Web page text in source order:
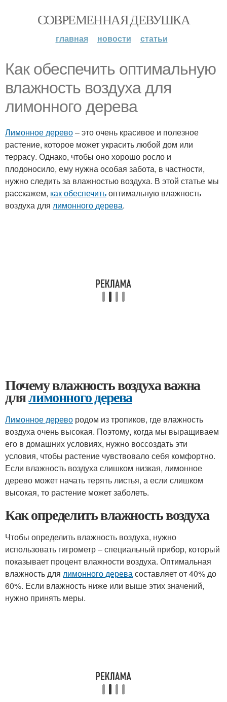
СОВРЕМЕННАЯ ДЕВУШКА
главная новости статьи
Как обеспечить оптимальную
влажность воздуха для
лимонного дерева
Лимонное дерево– это очень красивое и полезное
растение, которое может украсить любой дом или
террасу. Однако, чтобы оно хорошо росло и
плодоносило, ему нужна особая забота, в частности,
нужно следить за влажностью воздуха. В этой статье мы
расскажем, как обеспечитьоптимальную влажность
воздуха для лимонного дерева.
Почему влажность воздуха важна
длялимонного дерева
Лимонное дерево родом из тропиков, где влажность
воздуха очень высокая. Поэтому, когда мы выращиваем
его в домашних условиях, нужно воссоздать эти
условия, чтобы растение чувствовало себя комфортно.
Если влажность воздуха слишком низкая, лимонное
дерево может начать терять листья, а если слишком
высокая, то растение может заболеть.
Как определить влажность воздуха
Чтобы определить влажность воздуха, нужно
использовать гигрометр – специальный прибор, который
показывает процент влажности воздуха. Оптимальная
влажность для лимонного деревасоставляет от 40% до
60%. Если влажность ниже или выше этих значений,
нужно принять меры.